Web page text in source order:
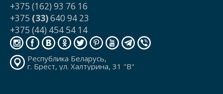
+375 (162) 93 76 16
+375 (33)640 94 23
+375 (44) 454 54 14
Республика Беларусь,
г. Брест, ул. Халтурина, 31 "В"